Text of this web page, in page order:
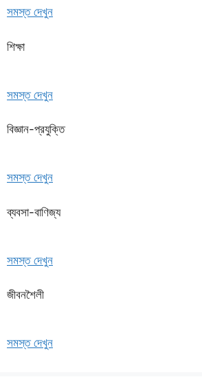
সমস্ত দেখুন
শিক্ষা
সমস্ত দেখুন
বিজ্ঞান-প্রযুক্তি
সমস্ত দেখুন
ব্যবসা-বাণিজ্য
সমস্ত দেখুন
জীবনশৈলী
সমস্ত দেখুন